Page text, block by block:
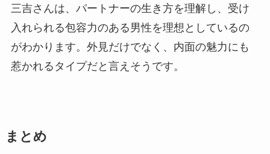
三吉さんは、パートナーの生き方を理解し、受け
入れられる包容力のある男性を理想としているの
がわかります。外見だけでなく、内面の魅力にも
惹かれるタイプだと言えそうです。
まとめ